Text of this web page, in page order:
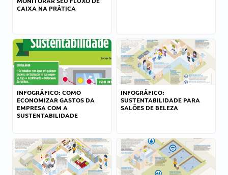
CAIXA NA PRÁTICA
INFOGRÁFICO: COMO
ECONOMIZAR GASTOS DA
EMPRESA COM A
SUSTENTABILIDADE
INFOGRÁFICO:
SUSTENTABILIDADE PARA
SALÕES DE BELEZA